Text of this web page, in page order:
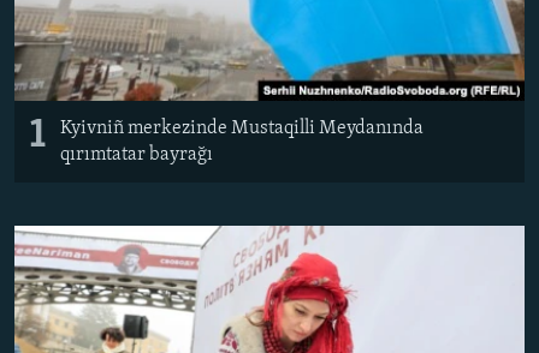
RFE/RS bütün saytları
1
​Kyivniñ merkezinde Mustaqilli Meydanında
qırımtatar bayrağı